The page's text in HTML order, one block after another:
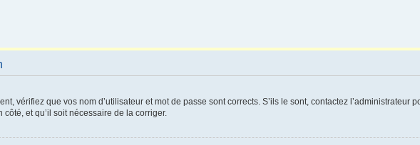
vérifiez que vos nom d’utilisateur et mot de passe sont corrects. S’ils le sont, contactez l’administrateur
et qu’il soit nécessaire de la corriger.